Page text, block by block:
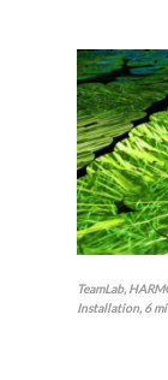
TeamLab,
Installation, 6